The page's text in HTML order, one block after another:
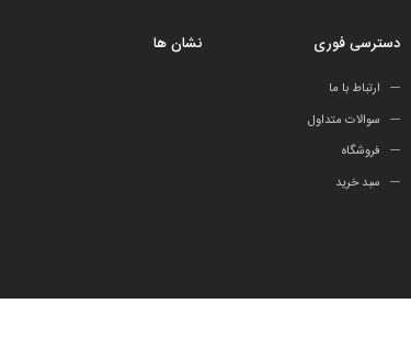
دسترسی فوری
ارتباط با ما
سوالات متداول
فروشگاه
سبد خرید
نشان ها